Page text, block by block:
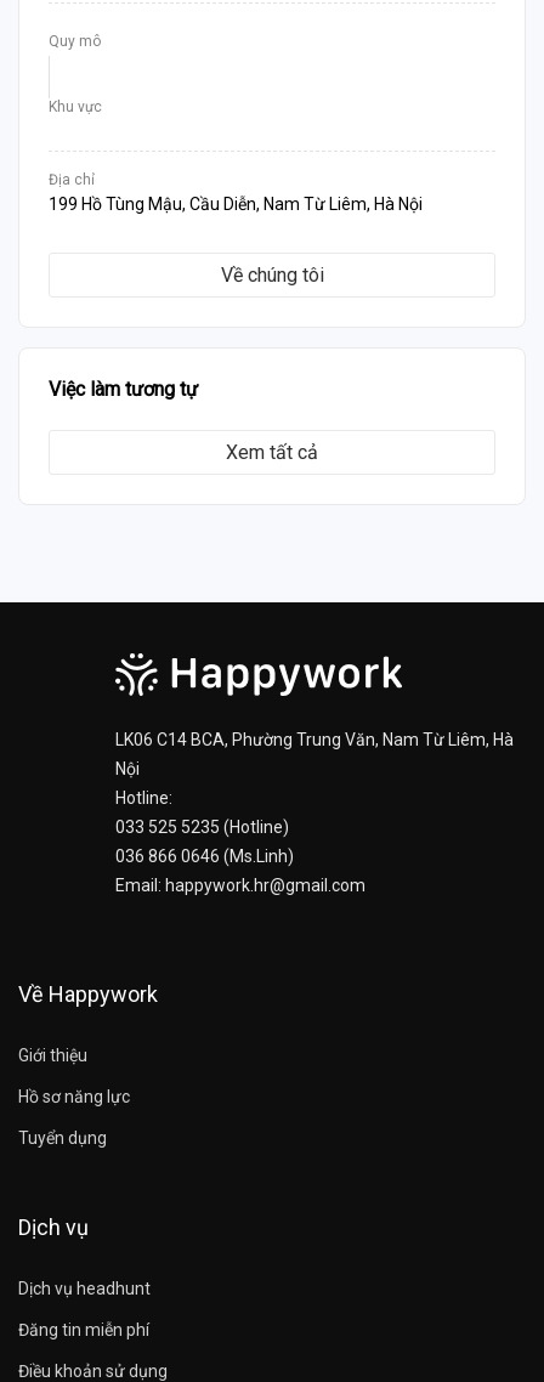
Quy mô
Khu vực
Địa chỉ
199 Hồ Tùng Mậu, Cầu Diễn, Nam Từ Liêm, Hà Nội
Về chúng tôi
Việc làm tương tự
Xem tất cả
LK06 C14 BCA, Phường Trung Văn, Nam Từ Liêm, Hà
Nội
Hotline:
033 525 5235 (Hotline)
036 866 0646 (Ms.Linh)
Email: happywork.hr@gmail.com
Về Happywork
Giới thiệu
Hồ sơ năng lực
Tuyển dụng
Dịch vụ
Dịch vụ headhunt
Đăng tin miễn phí
Điều khoản sử dụng